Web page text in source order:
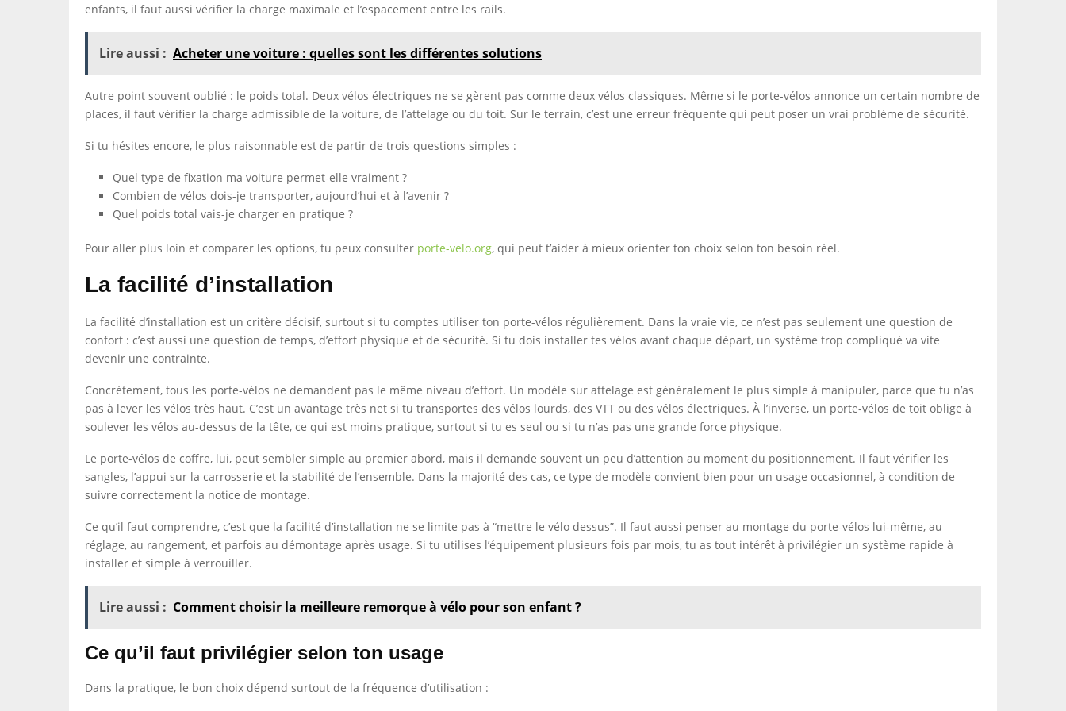
enfants, il faut aussi vérifier la charge maximale et l’espacement entre les rails.
Lire aussi : Acheter une voiture : quelles sont les différentes solutions
Autre point souvent oublié : le poids total. Deux vélos électriques ne se gèrent pas comme deux vélos classiques. Même si le porte-vélos annonce un certain nombre de
places, il faut vérifier la charge admissible de la voiture, de l’attelage ou du toit. Sur le terrain, c’est une erreur fréquente qui peut poser un vrai problème de sécurité.
Si tu hésites encore, le plus raisonnable est de partir de trois questions simples :
Quel type de fixation ma voiture permet-elle vraiment ?
Combien de vélos dois-je transporter, aujourd’hui et à l’avenir ?
Quel poids total vais-je charger en pratique ?
Pour aller plus loin et comparer les options, tu peux consulter porte-velo.org, qui peut t’aider à mieux orienter ton choix selon ton besoin réel.
La facilité d’installation
La facilité d’installation est un critère décisif, surtout si tu comptes utiliser ton porte-vélos régulièrement. Dans la vraie vie, ce n’est pas seulement une question de
confort : c’est aussi une question de temps, d’effort physique et de sécurité. Si tu dois installer tes vélos avant chaque départ, un système trop compliqué va vite
devenir une contrainte.
Concrètement, tous les porte-vélos ne demandent pas le même niveau d’effort. Un modèle sur attelage est généralement le plus simple à manipuler, parce que tu n’as
pas à lever les vélos très haut. C’est un avantage très net si tu transportes des vélos lourds, des VTT ou des vélos électriques. À l’inverse, un porte-vélos de toit oblige à
soulever les vélos au-dessus de la tête, ce qui est moins pratique, surtout si tu es seul ou si tu n’as pas une grande force physique.
Le porte-vélos de coffre, lui, peut sembler simple au premier abord, mais il demande souvent un peu d’attention au moment du positionnement. Il faut vérifier les
sangles, l’appui sur la carrosserie et la stabilité de l’ensemble. Dans la majorité des cas, ce type de modèle convient bien pour un usage occasionnel, à condition de
suivre correctement la notice de montage.
Ce qu’il faut comprendre, c’est que la facilité d’installation ne se limite pas à “mettre le vélo dessus”. Il faut aussi penser au montage du porte-vélos lui-même, au
réglage, au rangement, et parfois au démontage après usage. Si tu utilises l’équipement plusieurs fois par mois, tu as tout intérêt à privilégier un système rapide à
installer et simple à verrouiller.
Lire aussi : Comment choisir la meilleure remorque à vélo pour son enfant ?
Ce qu’il faut privilégier selon ton usage
Dans la pratique, le bon choix dépend surtout de la fréquence d’utilisation :